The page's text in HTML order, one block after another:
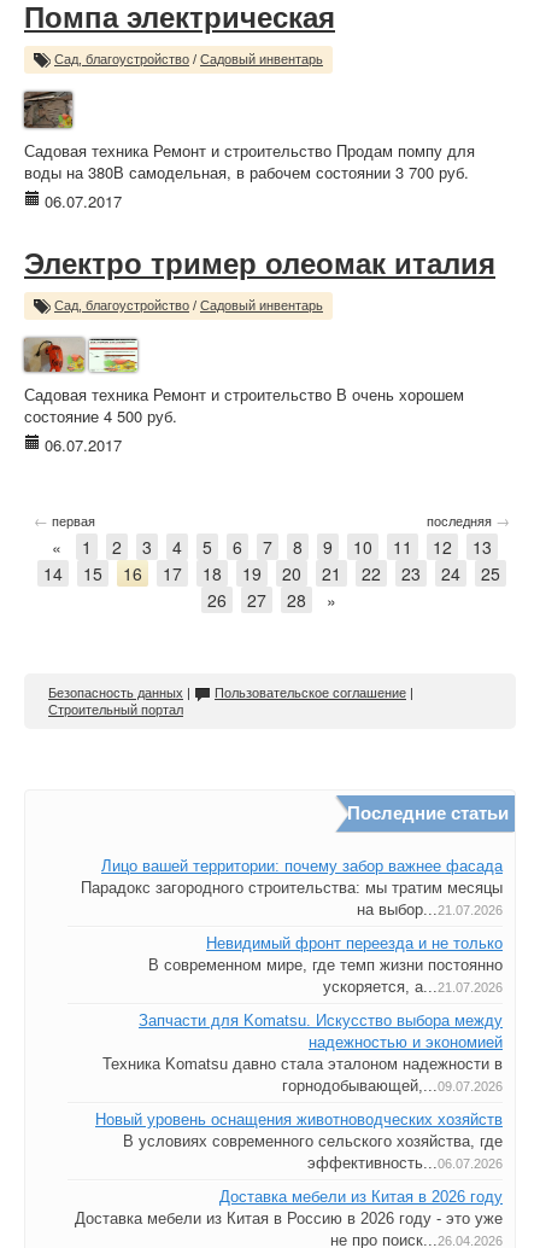
Помпа электрическая
Сад, благоустройство / Садовый инвентарь
Садовая техника Ремонт и строительство Продам помпу для
воды на 380В самодельная, в рабочем состоянии 3 700 руб.
06.07.2017
Электро тример олеомак италия
Сад, благоустройство / Садовый инвентарь
Садовая техника Ремонт и строительство В очень хорошем
состояние 4 500 руб.
06.07.2017
← первая последняя →
« 1 2 3 4 5 6 7 8 9 10 11 12
13
14
15 16 17 18 19 20 21 22 23 24
25
26
27 28 »
Безопасность данных | Пользовательское соглашение |
Строительный портал
Последние статьи
Лицо вашей территории: почему забор важнее фасада
Парадокс загородного строительства: мы тратим месяцы
на выбор...21.07.2026
Невидимый фронт переезда и не только
В современном мире, где темп жизни постоянно
ускоряется, а...21.07.2026
Запчасти для Komatsu. Искусство выбора между
надежностью и экономией
Техника Komatsu давно стала эталоном надежности в
горнодобывающей,...09.07.2026
Новый уровень оснащения животноводческих хозяйств
В условиях современного сельского хозяйства, где
эффективность...06.07.2026
Доставка мебели из Китая в 2026 году
Доставка мебели из Китая в Россию в 2026 году - это уже
не про поиск...26.04.2026